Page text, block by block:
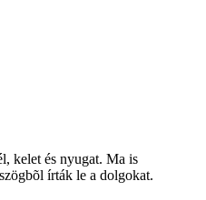
kelet és nyugat. Ma is
írták le a dolgokat.